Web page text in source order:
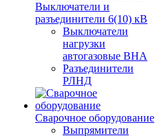
Выключатели и
разъединители 6(10) кВ
Выключатели
нагрузки
автогазовые ВНА
Разъединители
РЛНД
Сварочное оборудование
Выпрямители